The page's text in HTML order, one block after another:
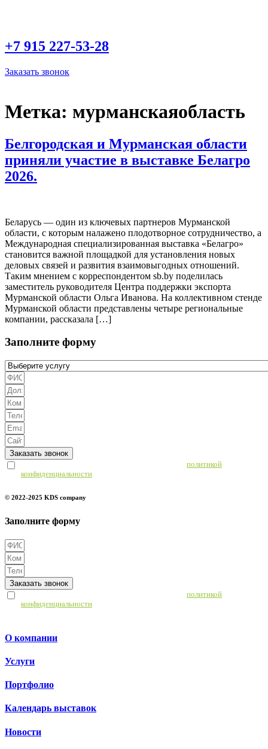
+7 915 227-53-28
Заказать звонок
Метка: мурманскаяобласть
Белгородская и Мурманская области
приняли участие в выставке Белагро
2026.
Беларусь — один из ключевых партнеров Мурманской
области, с которым налажено плодотворное сотрудничество, а
Международная специализированная выставка «Белагро»
становится важной площадкой для установления новых
деловых связей и развития взаимовыгодных отношений.
Таким мнением с корреспондентом sb.by поделилась
заместитель руководителя Центра поддержки экспорта
Мурманской области Ольга Иванова. На коллективном стенде
Мурманской области представлены четыре региональные
компании, рассказала […]
Заполните форму
Заказать звонок
политикой
конфиденциальности
© 2022-2025 KDS company
Заполните форму
Заказать звонок
политикой
конфиденциальности
О компании
Услуги
Портфолио
Календарь выставок
Новости